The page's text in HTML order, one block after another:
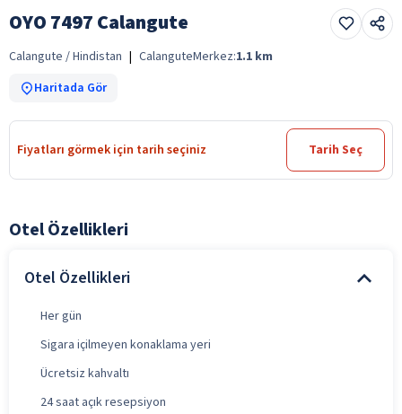
OYO 7497 Calangute
Calangute / Hindistan | CalanguteMerkez:1.1 km
Haritada Gör
Fiyatları görmek için tarih seçiniz Tarih Seç
Otel Özellikleri
Otel Özellikleri
Her gün
Sigara içilmeyen konaklama yeri
Ücretsiz kahvaltı
24 saat açık resepsiyon